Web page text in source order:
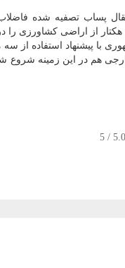
پساب تصفیه شده
پیشنهاد استفاده از سه
هم در این زمینه